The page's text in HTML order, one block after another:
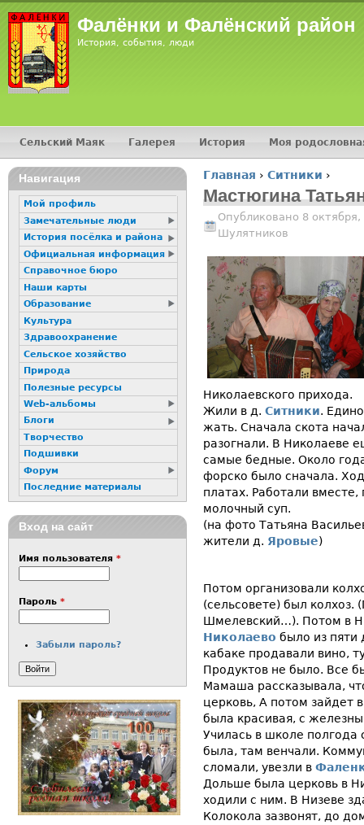
Фалёнки и Фалёнский район
История, события, люди
Вы здесь
Главная › Ситники ›
Мастюгина
Опубликовано 8
Шулятников
Николаевского прихода.
Жили в д. Ситники.
жать. Сначала скота
разогнали. В Николаеве
самые бедные. Около
форско было сначала.
платах. Работали
молочный суп.
(на фото Татьяна
жители д. Яровые)
Потом организовали
(сельсовете) был колхоз.
Шмелевский…). Потом в
Николаево было из пяти
кабаке продавали вино,
Продуктов не было. Все
Мамаша рассказывала,
церковь, А потом зайдет
была красивая, с
Училась в школе полгода
была, там венчали.
сломали, увезли в
Дольше была церковь в
ходили с ним. В Низеве
Колокола зазвонят, до
Главное меню
Сельский Маяк Галерея История Моя
16+
Навигация
Мой профиль
Замечательные люди
История посёлка и района
Официальная информация
Справочное бюро
Наши карты
Образование
Культура
Здравоохранение
Сельское хозяйство
Природа
Полезные ресурсы
Web-альбомы
Блоги
Творчество
Подшивки
Форум
Последние материалы
Вход на сайт
Имя пользователя *
Пароль *
Забыли пароль?